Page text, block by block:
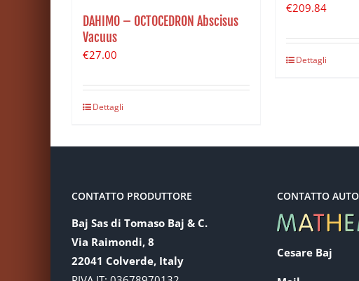
DAHIMO – OCTOCEDRON Abscisus
Vacuus
€27.00
Dettagli
€209.84
Dettagli
CONTATTO PRODUTTORE
Baj Sas di Tomaso Baj & C.
Via Raimondi, 8
22041 Colverde, Italy
CONTATTO
Cesare Baj